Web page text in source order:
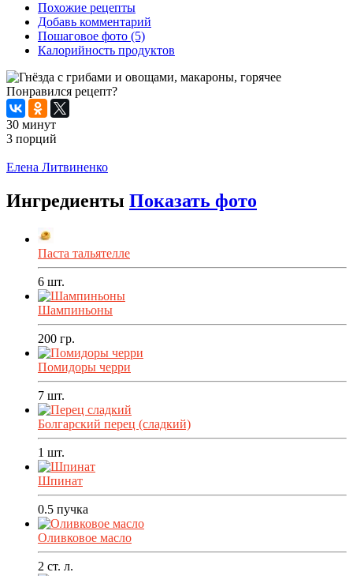
Похожие рецепты
Добавь комментарий
Пошаговое фото (5)
Калорийность продуктов
Понравился рецепт?
30 минут
3 порций
Елена Литвиненко
Ингредиенты Показать фото
Паста тальятелле
6 шт.
Шампиньоны
200 гр.
Помидоры черри
7 шт.
Болгарский перец (сладкий)
1 шт.
Шпинат
0.5 пучка
Оливковое масло
2 ст. л.